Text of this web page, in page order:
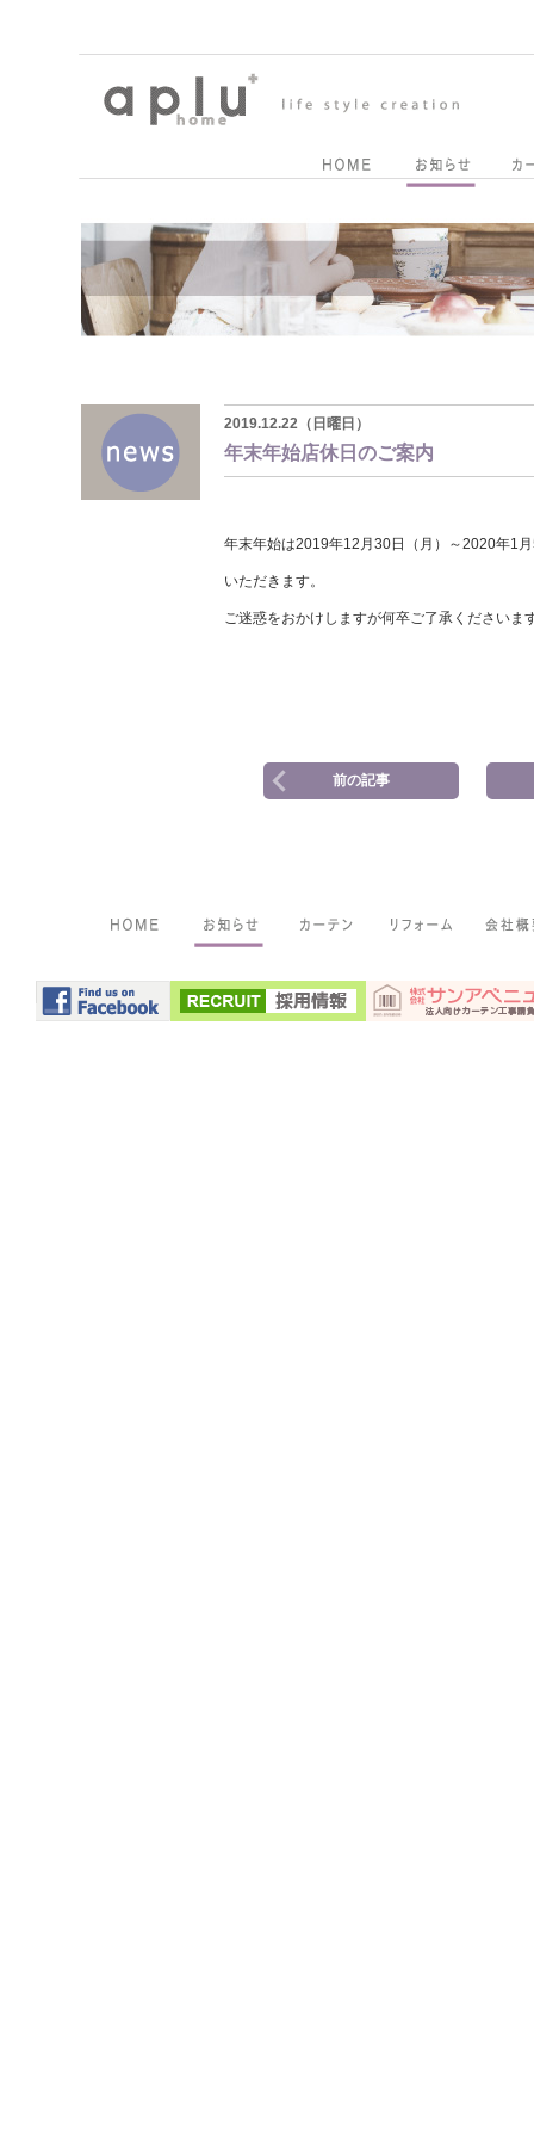
2019.12.22（日曜日）
年末年始店休日のご案内
年末年始は2019年12月30日（月）～2020年1
いただきます。
ご迷惑をおかけしますが何卒ご了承くださいま
前の記事